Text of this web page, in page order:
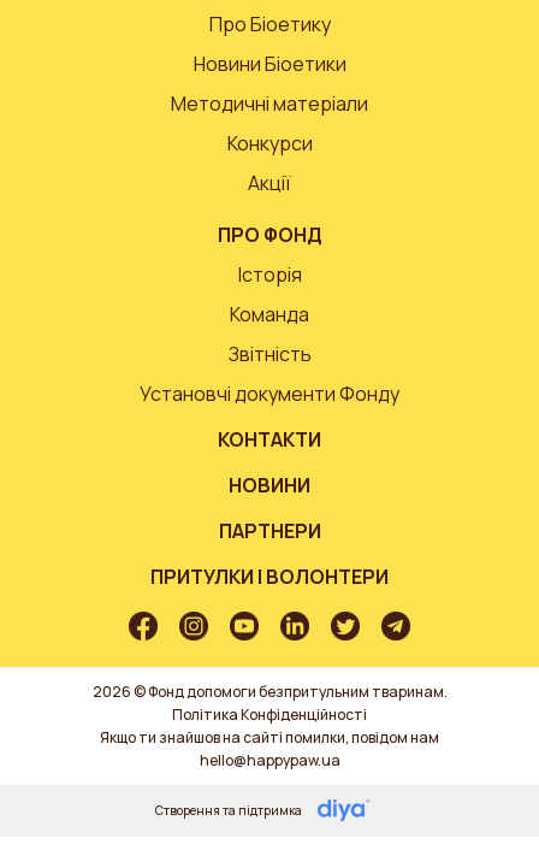
Про Біоетику
Новини Біоетики
Методичні матеріали
Конкурси
Акції
ПРО ФОНД
Історія
Команда
Звітність
Установчі документи Фонду
КОНТАКТИ
НОВИНИ
ПАРТНЕРИ
ПРИТУЛКИ І ВОЛОНТЕРИ
2026 © Фонд допомоги безпритульним тваринам.
Політика Конфіденційності
Якщо ти знайшов на сайті помилки, повідом нам
hello@happypaw.ua
Створення та підтримка